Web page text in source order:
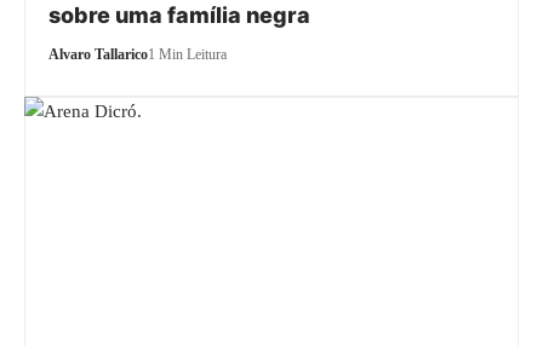
sobre uma família negra
Alvaro Tallarico1 Min Leitura